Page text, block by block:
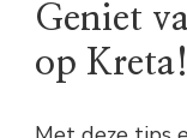
Geniet
op Kreta!